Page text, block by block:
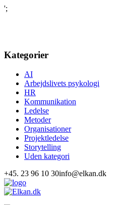
';
Kategorier
AI
Arbejdslivets psykologi
HR
Kommunikation
Ledelse
Metoder
Organisationer
Projektledelse
Storytelling
Uden kategori
+45. 23 96 10 30info@elkan.dk